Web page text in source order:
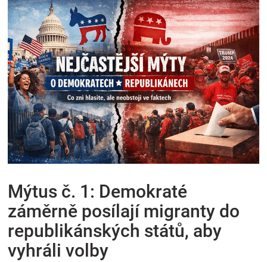
děti
Těhotenské
oblečení
Novinky
Značky
Blog
Hračkářství
Přihlášení
Mýtus č. 1: Demokraté
záměrně posílají migranty do
republikánských států, aby
vyhráli volby